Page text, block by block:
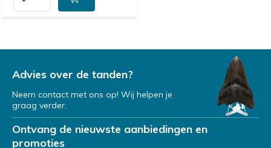
Advies over de tanden?
Neem contact met ons op! Wij helpen je
graag verder.
Ontvang de nieuwste aanbiedingen en
promoties